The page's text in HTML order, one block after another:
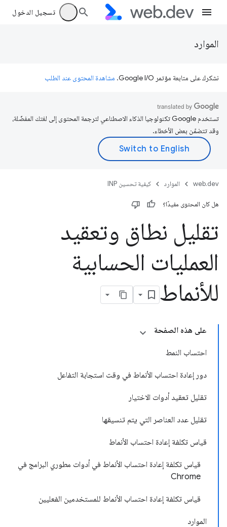
تسجيل الدخول
الموارد
نشكرك على متابعة مؤتمر Google I/O. مشاهدة المحتوى عند الطلب
تستخدم Google تكنولوجيا الذكاء الاصطناعي لترجمة المحتوى إلى لغتك المفضّلة،
وقد تتضمّن بعض الأخطاء.
web.dev الموارد كيفية تحسين INP
هل كان المحتوى مفيدًا؟
تقليل نطاق وتعقيد
العمليات الحسابية
للأنماط
على هذه الصفحة
احتساب النمط
دور إعادة احتساب الأنماط في وقت استجابة التفاعل
تقليل تعقيد أدوات الاختيار
تقليل عدد العناصر التي يتم تنسيقها
قياس تكلفة إعادة احتساب الأنماط
قياس تكلفة إعادة احتساب الأنماط في أدوات مطوري البرامج في
Chrome
قياس تكلفة إعادة احتساب الأنماط للمستخدمين الفعليين
الموارد